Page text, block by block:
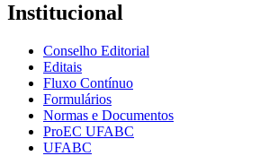
Institucional
Conselho Editorial
Editais
Fluxo Contínuo
Formulários
Normas e Documentos
ProEC UFABC
UFABC